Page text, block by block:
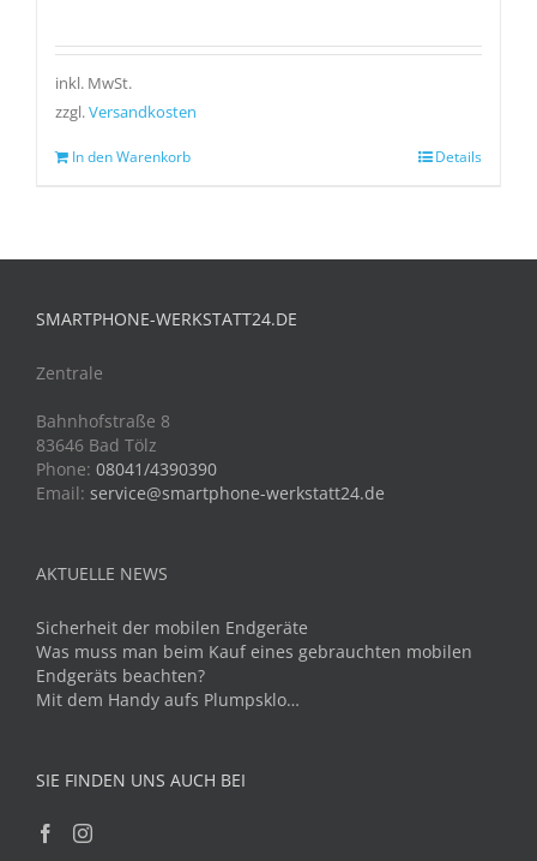
inkl. MwSt.
zzgl.Versandkosten
In den Warenkorb Details
SMARTPHONE-WERKSTATT24.DE
Zentrale
Bahnhofstraße 8
83646 Bad Tölz
Phone: 08041/4390390
Email: service@smartphone-werkstatt24.de
AKTUELLE NEWS
Sicherheit der mobilen Endgeräte
Was muss man beim Kauf eines gebrauchten mobilen
Endgeräts beachten?
Mit dem Handy aufs Plumpsklo…
SIE FINDEN UNS AUCH BEI